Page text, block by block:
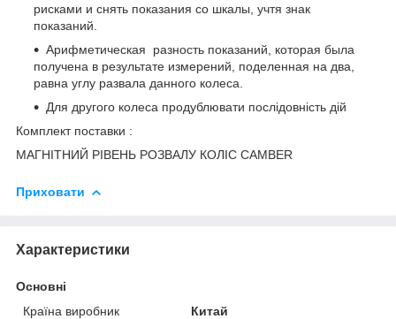
рисками и снять показания со шкалы, учтя знак
показаний.
Арифметическая разность показаний, которая была
получена в результате измерений, поделенная на два,
равна углу развала данного колеса.
Для другого колеса продублювати послідовність дій
Комплект поставки :
МАГНІТНИЙ РІВЕНЬ РОЗВАЛУ КОЛІС СAMBER
Приховати
Характеристики
Основні
Країна виробник
Китай